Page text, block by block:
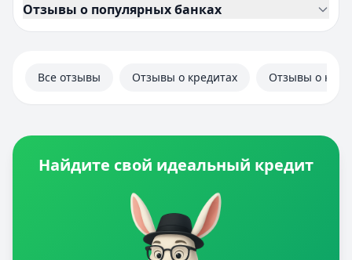
Отзывы о популярных банках
Все отзывы Отзывы о кредитах Отзывы о
Найдите свой идеальный кредит